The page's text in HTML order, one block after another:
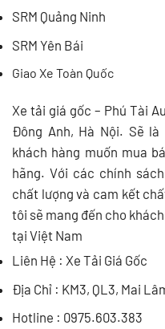
SRM Quảng Ninh
SRM Yên Bái
Giao Xe Toàn Quốc
Xe tải giá gốc – Phú Tài
Đông Anh, Hà Nội. Sẽ
khách hàng muốn mua
hãng. Với các chính
chất lượng và cam kết
tôi sẽ mang đến cho
tại Việt Nam
Liên Hệ : Xe Tải Giá Gốc
Địa Chỉ : KM3, QL3, Mai
Hotline : 0975.603.383